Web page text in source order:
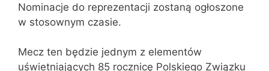
Nominacje do reprezentacji zostaną ogłoszone
w stosownym czasie.
Mecz ten będzie jednym z elementów
uświetniających 85 rocznicę Polskiego Związku